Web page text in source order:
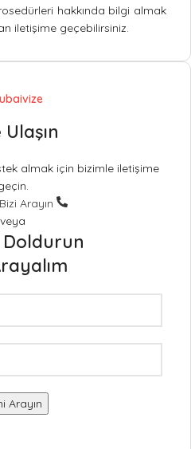
hakkında bilgi almak
iletişime geçebilirsiniz.
Ulaşın
almak için bizimle iletişime
Arayın
veya